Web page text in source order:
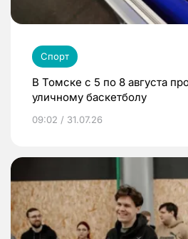
Спорт
В Томске с 5 по 8 августа
уличному баскетболу
09:02 / 31.07.26